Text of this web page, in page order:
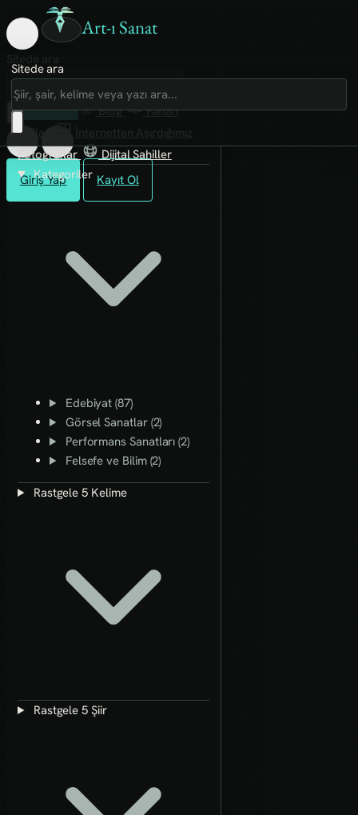
Art-ı Sanat
Giriş Yap Kayıt Ol
Sitede ara
Art-ı Sosyal
İmece
Kütüphane
Blog
Fanzin
Rafları
Fotoğraflar
Dijital Sahiller
Kategoriler
Edebiyat (87)
Görsel Sanatlar (2)
Performans Sanatları (2)
Felsefe ve Bilim (2)
Rastgele 5 Kelime
Rastgele 5 Şiir